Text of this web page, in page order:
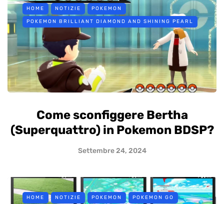
HOME NOTIZIE POKEMON
POKEMON BRILLIANT DIAMOND AND SHINING PEARL
Come sconfiggere Bertha
(Superquattro) in Pokemon BDSP?
Settembre 24, 2024
HOME NOTIZIE POKEMON POKEMON GO